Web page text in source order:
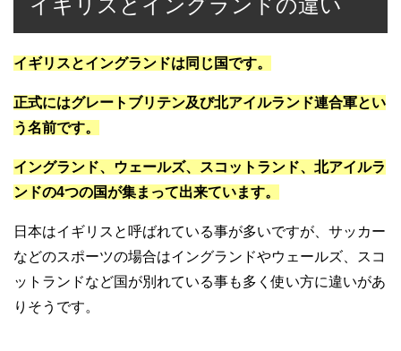
イギリスとイングランドは同じ国です。
正式にはグレートブリテン及び北アイルランド連合軍とい
う名前です。
イングランド、ウェールズ、スコットランド、北アイルラ
ンドの4つの国が集まって出来ています。
日本はイギリスと呼ばれている事が多いですが、サッカー
などのスポーツの場合はイングランドやウェールズ、スコ
ットランドなど国が別れている事も多く使い方に違いがあ
りそうです。